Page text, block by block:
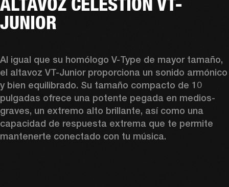
JUNIOR
Al igual que su homólogo V-Type de mayor tamaño,
el altavoz VT-Junior proporciona un sonido armónico
y bien equilibrado. Su tamaño compacto de 10
pulgadas ofrece una potente pegada en medios-
graves, un extremo alto brillante, así como una
capacidad de respuesta extrema que te permite
mantenerte conectado con tu música.